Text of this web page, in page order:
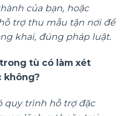
của bạn, hoặc
trợ thu mẫu tận nơi để
khai, đúng pháp luật.
tù có làm xét
không?
quy trình hỗ trợ đặc